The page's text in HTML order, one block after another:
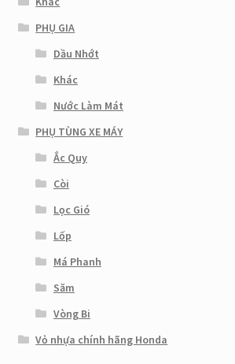
PHỤ GIA
Dầu Nhớt
Khác
Nước Làm Mát
PHỤ TÙNG XE MÁY
Ắc Quy
Còi
Lọc Gió
Lốp
Má Phanh
Săm
Vòng Bi
Vỏ nhựa chính hãng Honda